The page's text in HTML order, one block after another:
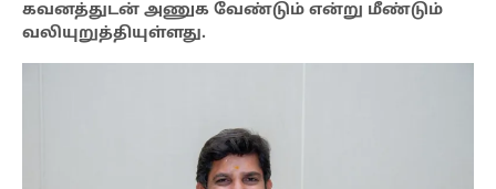
கவனத்துடன் அணுக வேண்டும் என்று மீண்டும்
வலியுறுத்தியுள்ளது.